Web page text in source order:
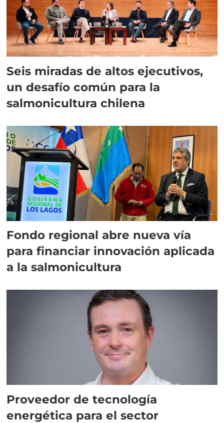
Seis miradas de altos ejecutivos,
un desafío común para la
salmonicultura chilena
Fondo regional abre nueva vía
para financiar innovación aplicada
a la salmonicultura
Proveedor de tecnología
energética para el sector